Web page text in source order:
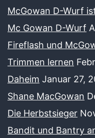
McGowan D-Wurf
Mc Gowan D-Wurf
Fireflash und
Trimmen lernen
Daheim Januar 27,
Shane MacGowan
Die Herbstsieger
Bandit und Bantry